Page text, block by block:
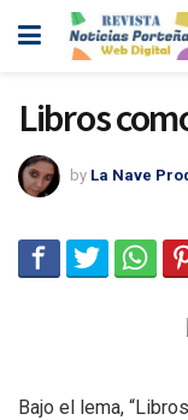
Libros
by La Nave
Bajo el lema,